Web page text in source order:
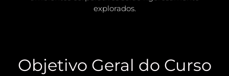
explorados.
Objetivo Geral do Curso